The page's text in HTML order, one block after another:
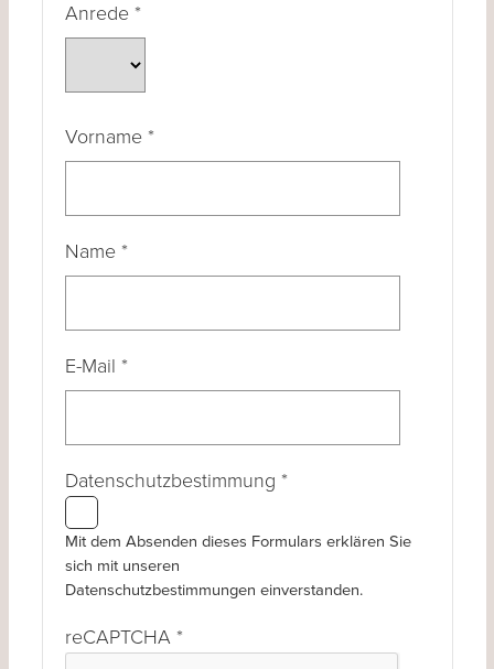
Anrede *
Vorname *
Name *
E-Mail *
Datenschutzbestimmung *
Mit dem Absenden dieses Formulars erklären Sie
sich mit unseren
Datenschutzbestimmungen einverstanden.
reCAPTCHA *